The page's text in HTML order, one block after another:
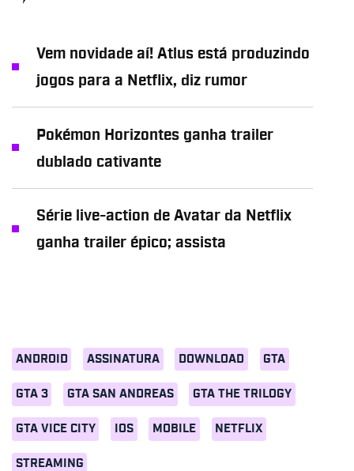
ANDROID ASSINATURA DOWNLOAD GTA
GTA 3 GTA SAN ANDREAS GTA THE TRILOGY
GTA VICE CITY IOS MOBILE NETFLIX
STREAMING
Vem novidade aí! Atlus está produzindo
jogos para a Netflix, diz rumor
Pokémon Horizontes ganha trailer
dublado cativante
Série live-action de Avatar da Netflix
ganha trailer épico; assista